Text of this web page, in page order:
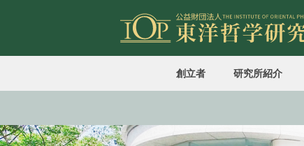
創立者 研究所紹介